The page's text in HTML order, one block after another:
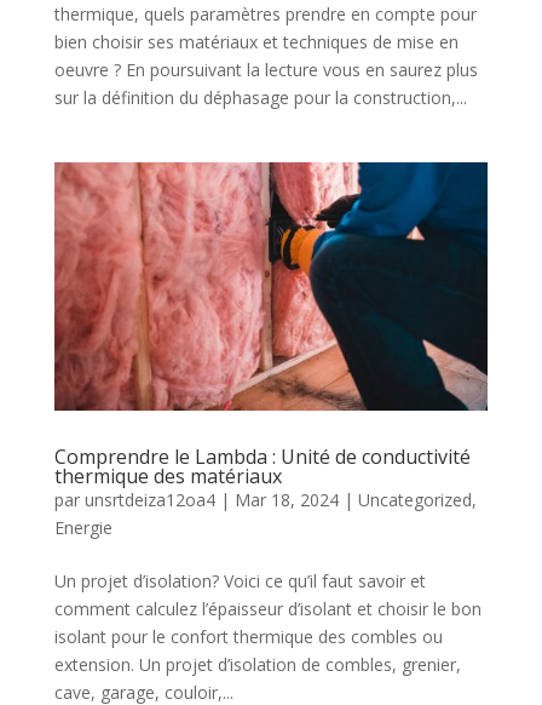
thermique, quels paramètres prendre en compte pour
bien choisir ses matériaux et techniques de mise en
oeuvre ? En poursuivant la lecture vous en saurez plus
sur la définition du déphasage pour la construction,...
Comprendre le Lambda : Unité de conductivité
thermique des matériaux
par unsrtdeiza12oa4| Mar 18, 2024| Uncategorized,
Energie
Un projet d’isolation? Voici ce qu’il faut savoir et
comment calculez l’épaisseur d’isolant et choisir le bon
isolant pour le confort thermique des combles ou
extension. Un projet d’isolation de combles, grenier,
cave, garage, couloir,...